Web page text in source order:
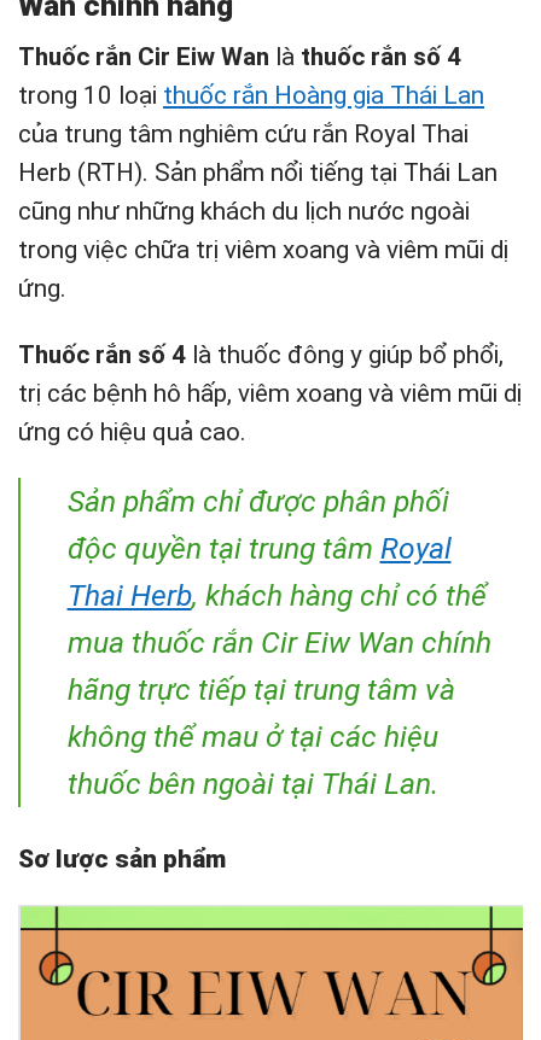
Thuốc rắn Cir Eiw Wan là thuốc rắn số 4
trong 10 loại thuốc rắn Hoàng gia Thái Lan
của trung tâm nghiêm cứu rắn Royal Thai
Herb (RTH). Sản phẩm nổi tiếng tại Thái Lan
cũng như những khách du lịch nước ngoài
trong việc chữa trị viêm xoang và viêm mũi dị
ứng.
Thuốc rắn số 4 là thuốc đông y giúp bổ phổi,
trị các bệnh hô hấp, viêm xoang và viêm mũi dị
ứng có hiệu quả cao.
Sản phẩm chỉ được phân phối
độc quyền tại trung tâm Royal
Thai Herb, khách hàng chỉ có thể
mua thuốc rắn Cir Eiw Wan chính
hãng trực tiếp tại trung tâm và
không thể mau ở tại các hiệu
thuốc bên ngoài tại Thái Lan.
Sơ lược sản phẩm